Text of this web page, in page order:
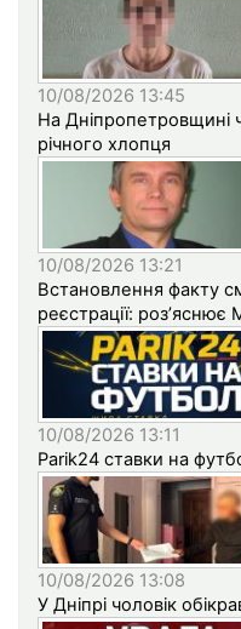
10/08/2026 13:45
На Дніпропетровщині
річного хлопця
10/08/2026 13:21
Встановлення факту
реєстрації: роз’яснює
10/08/2026 13:11
Parik24 ставки на
10/08/2026 13:08
У Дніпрі чоловік